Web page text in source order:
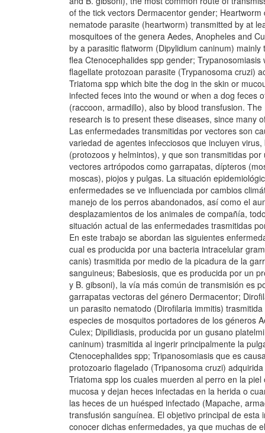
of the tick vectors Dermacentor gender;
nematode parasite (heartworm) transmitted by at
mosquitoes of the genera Aedes, Anopheles and
by a parasitic flatworm (Dipylidium caninum) mainly
flea Ctenocephalides spp gender; Trypanosomiasis
flagellate protozoan parasite (Trypanosoma cruzi)
Triatoma spp which bite the dog in the skin or
infected feces into the wound or when a dog feces
(raccoon, armadillo), also by blood transfusion.
research is to present these diseases, since many
Las enfermedades transmitidas por vectores son
variedad de agentes infecciosos que incluyen
(protozoos y helmintos), y que son transmitidas
vectores artrópodos como garrapatas, dípteros
moscas), piojos y pulgas. La situación
enfermedades se ve influenciada por cambios
manejo de los perros abandonados, así como el
desplazamientos de los animales de compañía,
situación actual de las enfermedades trasmitidas
En este trabajo se abordan las siguientes
cual es producida por una bacteria intracelular
canis) trasmitida por medio de la picadura de la
sanguineus; Babesiosis, que es producida por un
y B. gibsoni), la vía más común de transmisión es
garrapatas vectoras del género Dermacentor;
un parasito nematodo (Dirofilaria immitis)
especies de mosquitos portadores de los géneros
Culex; Dipilidiasis, producida por un gusano
caninum) trasmitida al ingerir principalmente la
Ctenocephalides spp; Tripanosomiasis que es
protozoario flagelado (Tripanosoma cruzi)
Triatoma spp los cuales muerden al perro en la
mucosa y dejan heces infectadas en la herida o
las heces de un huésped infectado (Mapache,
transfusión sanguínea. El objetivo principal de esta
conocer dichas enfermedades, ya que muchas de